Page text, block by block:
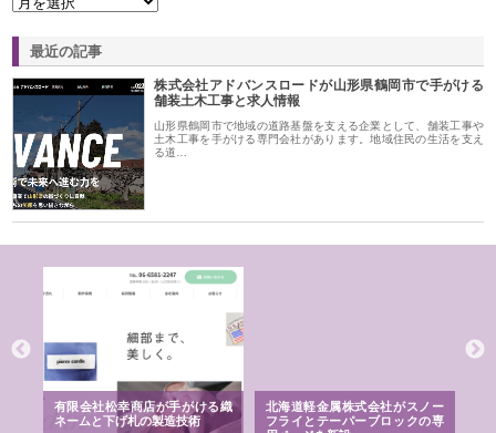
最近の記事
株式会社アドバンスロードが山形県鶴岡市で手がける
舗装土木工事と求人情報
山形県鶴岡市で地域の道路基盤を支える企業として、舗装工事や
土木工事を手がける専門会社があります。地域住民の生活を支え
る道…
有限会社松幸商店が手がける織
ネームと下げ札の製造技術
北海道軽金属株式会社がスノー
フライとテーパーブロックの専